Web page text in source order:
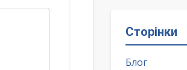
Сторінки
Блог